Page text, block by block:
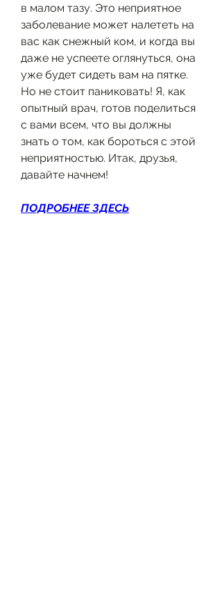
в малом тазу. Это неприятное
заболевание может налететь на
вас как снежный ком, и когда вы
даже не успеете оглянуться, она
уже будет сидеть вам на пятке.
Но не стоит паниковать! Я, как
опытный врач, готов поделиться
с вами всем, что вы должны
знать о том, как бороться с этой
неприятностью. Итак, друзья,
давайте начнем!
ПОДРОБНЕЕ ЗДЕСЬ